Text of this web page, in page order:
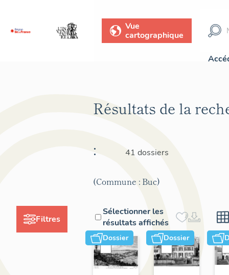
Vue
cartographique
Filtres
Résultats de la
:
41 dossiers
(Commune : Buc)
Sélectionner les
résultats affichés
Dossier Dossier